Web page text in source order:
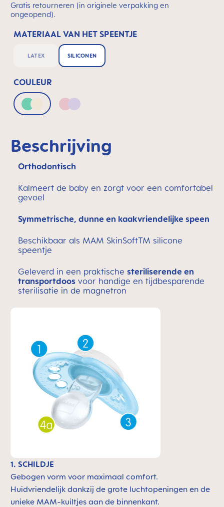
Gratis retourneren (in originele verpakking en
ongeopend).
MATERIAAL VAN HET SPEENTJE
LATEX SILICONEN
COULEUR
Green & Neutral
Pink & Lilac
Beschrijving
Orthodontisch
Kalmeert de baby en zorgt voor een comfortabel
gevoel
Symmetrische, dunne en kaakvriendelijke speen
Beschikbaar als MAM SkinSoftTM silicone
speentje
Geleverd in een praktische steriliserende en
transportdoos voor handige en tijdbesparende
sterilisatie in de magnetron
1. SCHILDJE
Gebogen vorm voor maximaal comfort.
Huidvriendelijk dankzij de grote luchtopeningen en de
unieke MAM-kuiltjes aan de binnenkant.